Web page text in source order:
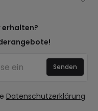
erhalten?
Datenschutzerklärung
Senden